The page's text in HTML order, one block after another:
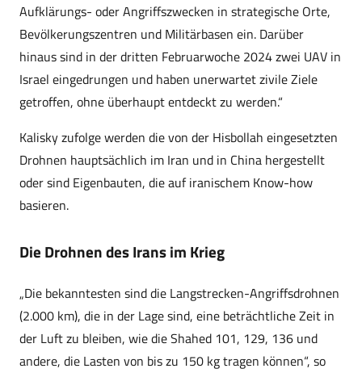
Aufklärungs- oder Angriffszwecken in strategische Orte,
Bevölkerungszentren und Militärbasen ein. Darüber
hinaus sind in der dritten Februarwoche 2024 zwei UAV in
Israel eingedrungen und haben unerwartet zivile Ziele
getroffen, ohne überhaupt entdeckt zu werden.“
Kalisky zufolge werden die von der Hisbollah eingesetzten
Drohnen hauptsächlich im Iran und in China hergestellt
oder sind Eigenbauten, die auf iranischem Know-how
basieren.
Die Drohnen des Irans im Krieg
„Die bekanntesten sind die Langstrecken-Angriffsdrohnen
(2.000 km), die in der Lage sind, eine beträchtliche Zeit in
der Luft zu bleiben, wie die Shahed 101, 129, 136 und
andere, die Lasten von bis zu 150 kg tragen können“, so